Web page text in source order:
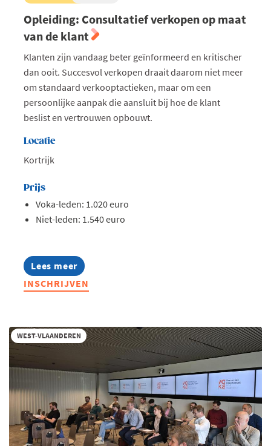
Opleiding: Consultatief verkopen op maat
van de klant
Klanten zijn vandaag beter geïnformeerd en kritischer
dan ooit. Succesvol verkopen draait daarom niet meer
om standaard verkooptactieken, maar om een
persoonlijke aanpak die aansluit bij hoe de klant
beslist en vertrouwen opbouwt.
Locatie
Kortrijk
Prijs
Voka-leden: 1.020 euro
Niet-leden: 1.540 euro
Lees meer
about
Opleiding:
Consultatief
van
de
INSCHRIJVEN
WEST-VLAANDEREN